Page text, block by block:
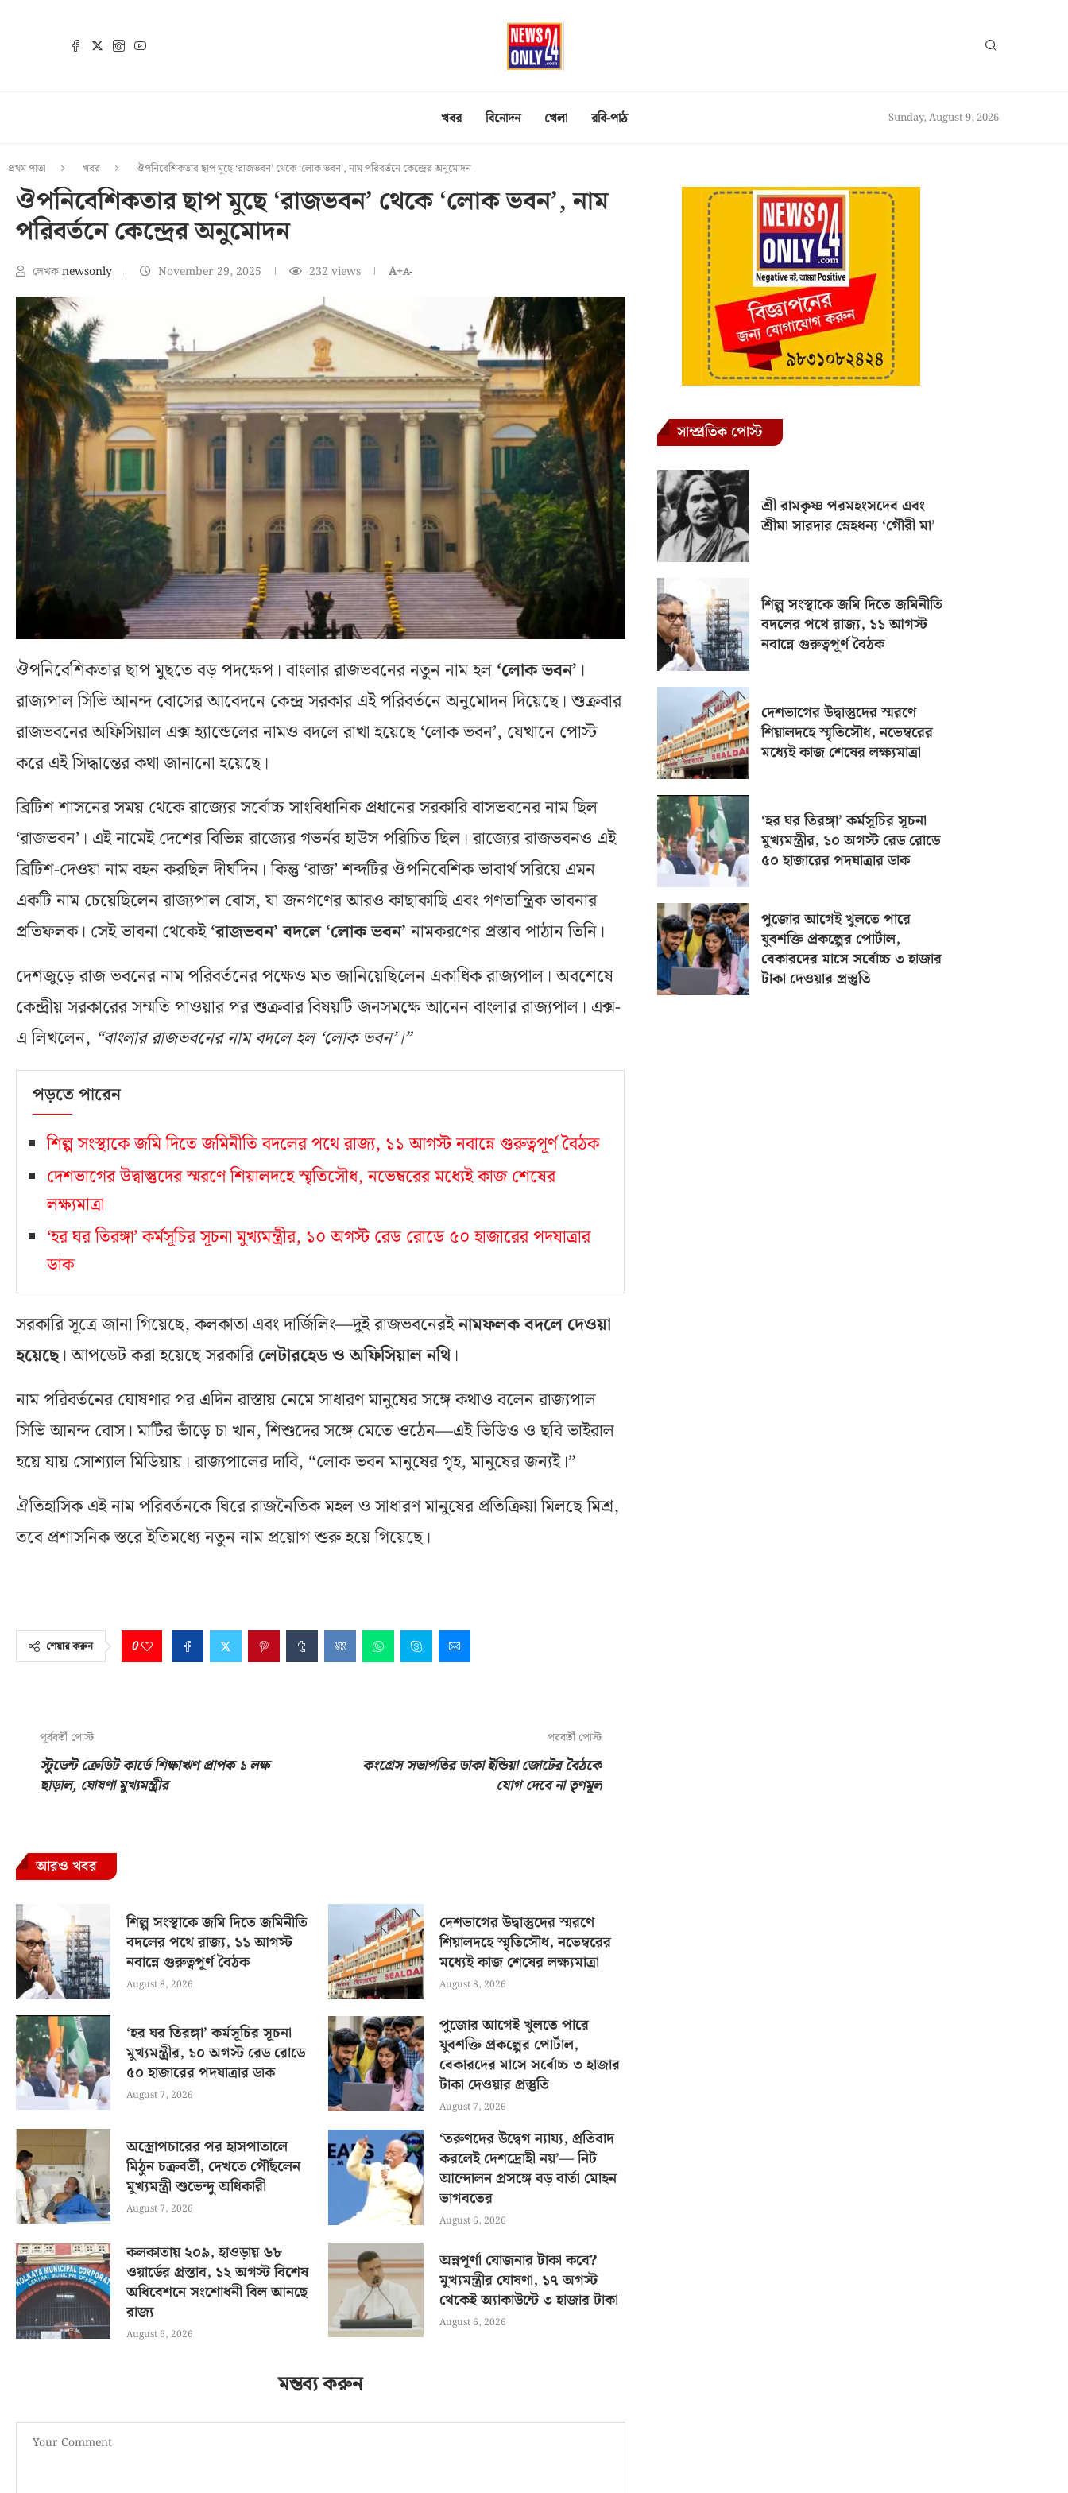
খবর বিনোদন খেলা রবি-পাঠ Sunday, August 9, 2026
প্রথম পাতা খবর ঔপনিবেশিকতার ছাপ মুছে ‘রাজভবন’ থেকে ‘লোক ভবন’, নাম পরিবর্তনে কেন্দ্রের অনুমোদন
ঔপনিবেশিকতার ছাপ মুছে ‘রাজভবন’ থেকে ‘লোক ভবন’, নাম
পরিবর্তনে কেন্দ্রের অনুমোদন
লেখকnewsonly November 29, 2025 232 views A+A-
ঔপনিবেশিকতার ছাপ মুছতে বড় পদক্ষেপ। বাংলার রাজভবনের নতুন নাম হল ‘লোক ভবন’ ।
রাজ্যপাল সিভি আনন্দ বোসের আবেদনে কেন্দ্র সরকার এই পরিবর্তনে অনুমোদন দিয়েছে। শুক্রবার
রাজভবনের অফিসিয়াল এক্স হ্যান্ডেলের নামও বদলে রাখা হয়েছে ‘লোক ভবন’, যেখানে পোস্ট
করে এই সিদ্ধান্তের কথা জানানো হয়েছে।
ব্রিটিশ শাসনের সময় থেকে রাজ্যের সর্বোচ্চ সাংবিধানিক প্রধানের সরকারি বাসভবনের নাম ছিল
‘রাজভবন’। এই নামেই দেশের বিভিন্ন রাজ্যের গভর্নর হাউস পরিচিত ছিল। রাজ্যের রাজভবনও এই
ব্রিটিশ-দেওয়া নাম বহন করছিল দীর্ঘদিন। কিন্তু ‘রাজ’ শব্দটির ঔপনিবেশিক ভাবার্থ সরিয়ে এমন
একটি নাম চেয়েছিলেন রাজ্যপাল বোস, যা জনগণের আরও কাছাকাছি এবং গণতান্ত্রিক ভাবনার
প্রতিফলক। সেই ভাবনা থেকেই‘রাজভবন’ বদলে ‘লোক ভবন’নামকরণের প্রস্তাব পাঠান তিনি।
দেশজুড়ে রাজ ভবনের নাম পরিবর্তনের পক্ষেও মত জানিয়েছিলেন একাধিক রাজ্যপাল। অবশেষে
কেন্দ্রীয় সরকারের সম্মতি পাওয়ার পর শুক্রবার বিষয়টি জনসমক্ষে আনেন বাংলার রাজ্যপাল। এক্স-
এ লিখলেন, “বাংলার রাজভবনের নাম বদলে হল ‘লোক ভবন’।”
পড়তে পারেন
শিল্প সংস্থাকে জমি দিতে জমিনীতি বদলের পথে রাজ্য, ১১ আগস্ট নবান্নে গুরুত্বপূর্ণ বৈঠক
দেশভাগের উদ্বাস্তুদের স্মরণে শিয়ালদহে স্মৃতিসৌধ, নভেম্বরের মধ্যেই কাজ শেষের
লক্ষ্যমাত্রা
‘হর ঘর তিরঙ্গা’ কর্মসূচির সূচনা মুখ্যমন্ত্রীর, ১০ অগস্ট রেড রোডে ৫০ হাজারের পদযাত্রার
ডাক
সরকারি সূত্রে জানা গিয়েছে, কলকাতা এবং দার্জিলিং—দুই রাজভবনেরইনামফলক বদলে দেওয়া
হয়েছে। আপডেট করা হয়েছে সরকারিলেটারহেড ও অফিসিয়াল নথি।
নাম পরিবর্তনের ঘোষণার পর এদিন রাস্তায় নেমে সাধারণ মানুষের সঙ্গে কথাও বলেন রাজ্যপাল
সিভি আনন্দ বোস। মাটির ভাঁড়ে চা খান, শিশুদের সঙ্গে মেতে ওঠেন—এই ভিডিও ও ছবি ভাইরাল
হয়ে যায় সোশ্যাল মিডিয়ায়। রাজ্যপালের দাবি, “লোক ভবন মানুষের গৃহ, মানুষের জন্যই।”
ঐতিহাসিক এই নাম পরিবর্তনকে ঘিরে রাজনৈতিক মহল ও সাধারণ মানুষের প্রতিক্রিয়া মিলছে মিশ্র,
তবে প্রশাসনিক স্তরে ইতিমধ্যে নতুন নাম প্রয়োগ শুরু হয়ে গিয়েছে।
শেয়ার করুন 0
পূর্ববর্তী পোস্ট
স্টুডেন্ট ক্রেডিট কার্ডে শিক্ষাঋণ প্রাপক ১ লক্ষ
ছাড়াল, ঘোষণা মুখ্যমন্ত্রীর
পরবর্তী পোস্ট
কংগ্রেস সভাপতির ডাকা ইন্ডিয়া জোটের বৈঠকে
যোগ দেবে না তৃণমূল
আরও খবর
শিল্প সংস্থাকে জমি দিতে জমিনীতি
বদলের পথে রাজ্য, ১১ আগস্ট
নবান্নে গুরুত্বপূর্ণ বৈঠক
August 8, 2026
দেশভাগের উদ্বাস্তুদের স্মরণে
শিয়ালদহে স্মৃতিসৌধ, নভেম্বরের
মধ্যেই কাজ শেষের লক্ষ্যমাত্রা
August 8, 2026
‘হর ঘর তিরঙ্গা’ কর্মসূচির সূচনা
মুখ্যমন্ত্রীর, ১০ অগস্ট রেড রোডে
৫০ হাজারের পদযাত্রার ডাক
August 7, 2026
পুজোর আগেই খুলতে পারে
যুবশক্তি প্রকল্পের পোর্টাল,
বেকারদের মাসে সর্বোচ্চ ৩ হাজার
টাকা দেওয়ার প্রস্তুতি
August 7, 2026
অস্ত্রোপচারের পর হাসপাতালে
মিঠুন চক্রবর্তী, দেখতে পৌঁছলেন
মুখ্যমন্ত্রী শুভেন্দু অধিকারী
August 7, 2026
‘তরুণদের উদ্বেগ ন্যায্য, প্রতিবাদ
করলেই দেশদ্রোহী নয়’— নিট
আন্দোলন প্রসঙ্গে বড় বার্তা মোহন
ভাগবতের
August 6, 2026
কলকাতায় ২০৯, হাওড়ায় ৬৮
ওয়ার্ডের প্রস্তাব, ১২ অগস্ট বিশেষ
অধিবেশনে সংশোধনী বিল আনছে
রাজ্য
August 6, 2026
অন্নপূর্ণা যোজনার টাকা কবে?
মুখ্যমন্ত্রীর ঘোষণা, ১৭ অগস্ট
থেকেই অ্যাকাউন্টে ৩ হাজার টাকা
August 6, 2026
মন্তব্য করুন
সাম্প্রতিক পোস্ট
শ্রী রামকৃষ্ণ পরমহংসদেব এবং
শ্রীমা সারদার স্নেহধন্য ‘গৌরী মা’
শিল্প সংস্থাকে জমি দিতে জমিনীতি
বদলের পথে রাজ্য, ১১ আগস্ট
নবান্নে গুরুত্বপূর্ণ বৈঠক
দেশভাগের উদ্বাস্তুদের স্মরণে
শিয়ালদহে স্মৃতিসৌধ, নভেম্বরের
মধ্যেই কাজ শেষের লক্ষ্যমাত্রা
‘হর ঘর তিরঙ্গা’ কর্মসূচির সূচনা
মুখ্যমন্ত্রীর, ১০ অগস্ট রেড রোডে
৫০ হাজারের পদযাত্রার ডাক
পুজোর আগেই খুলতে পারে
যুবশক্তি প্রকল্পের পোর্টাল,
বেকারদের মাসে সর্বোচ্চ ৩ হাজার
টাকা দেওয়ার প্রস্তুতি